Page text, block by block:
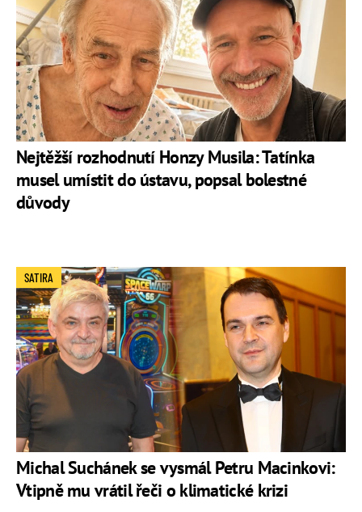
Nejtěžší rozhodnutí Honzy Musila: Tatínka
musel umístit do ústavu, popsal bolestné
důvody
Michal Suchánek se vysmál Petru Macinkovi:
Vtipně mu vrátil řeči o klimatické krizi
SATIRA